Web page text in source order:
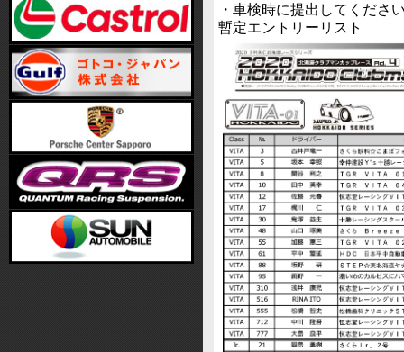
・車検時に提出してくださ
暫定エントリーリスト